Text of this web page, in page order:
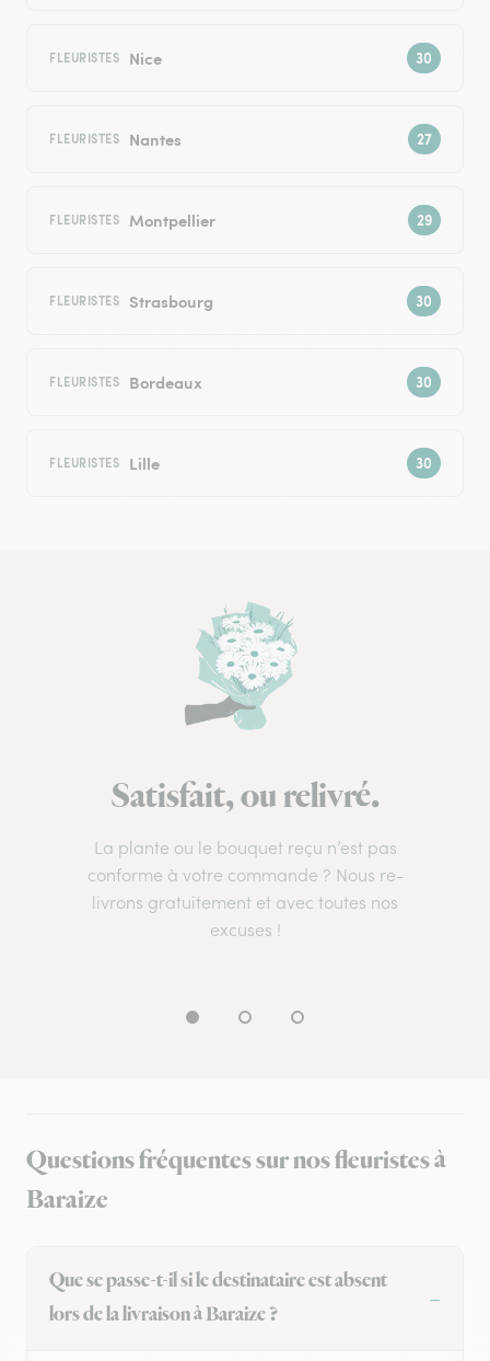
FLEURISTES Nice
FLEURISTES Nantes
FLEURISTES Montpellier
FLEURISTES Strasbourg
FLEURISTES Bordeaux
FLEURISTES Lille
Satisfait, ou relivré.
La plante ou le bouquet reçu n’est pas
conforme à votre commande ? Nous re-
livrons gratuitement et avec toutes nos
excuses !
Questions fréquentes sur nos fleuristes à
Baraize
Que se passe-t-il si le destinataire est absent
lors de la livraison à Baraize ?